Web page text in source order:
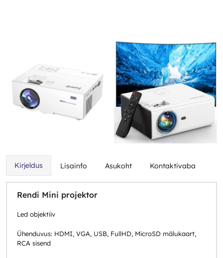
Kirjeldus Lisainfo Asukoht Kontaktivaba
Rendi Mini projektor
Led objektiiv
Ühenduvus: HDMI, VGA, USB, FullHD, MicroSD mälukaart,
RCA sisend